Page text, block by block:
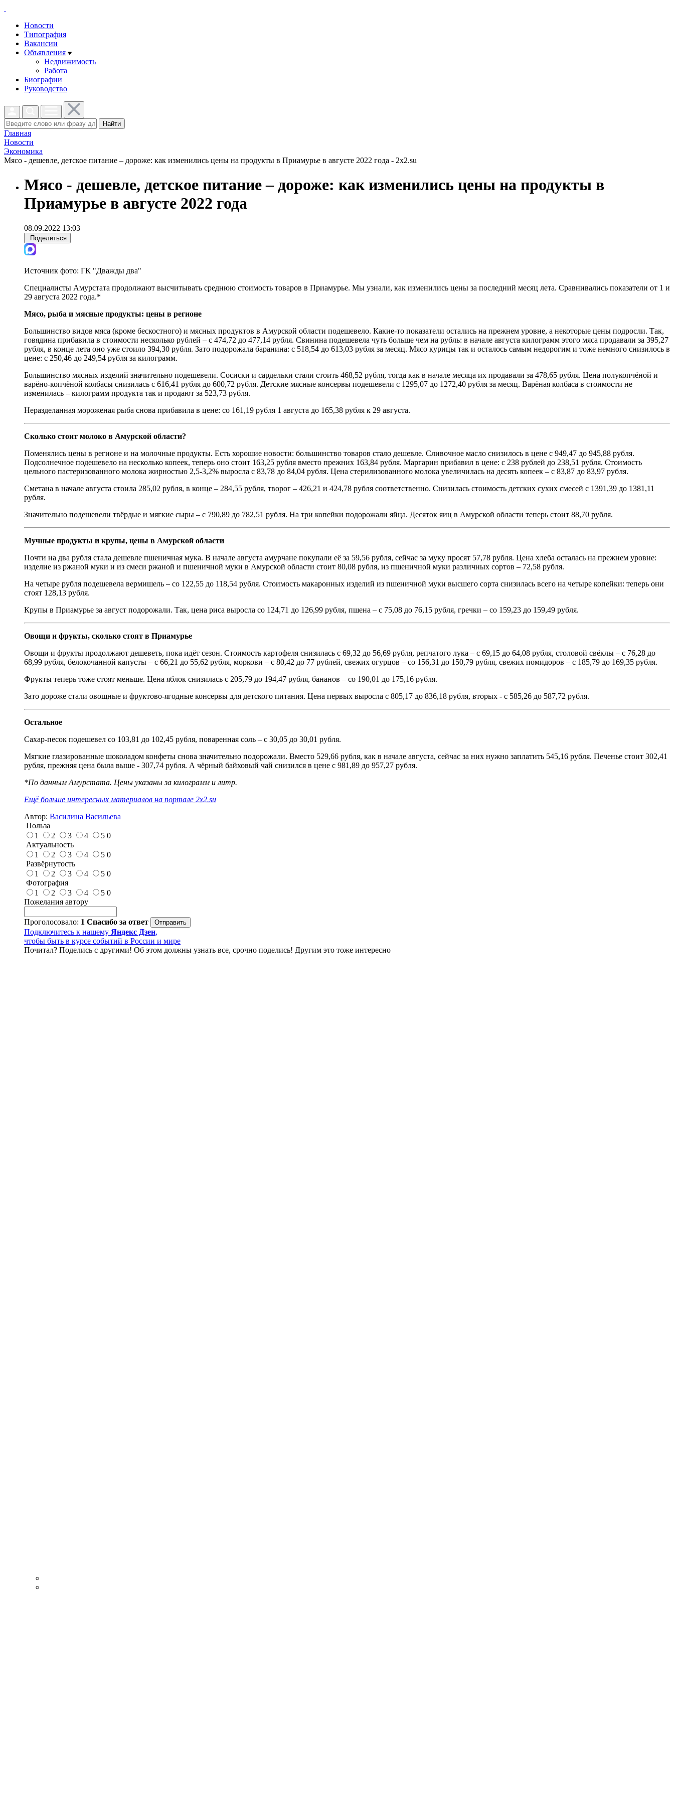
Новости
Типография
Вакансии
Объявления
Недвижимость
Работа
Биографии
Руководство
Найти
Главная
Новости
Экономика
Мясо - дешевле, детское питание – дороже: как изменились цены на продукты в Приамурье в августе 2022 года - 2x2.su
Мясо - дешевле, детское питание – дороже: как изменились цены на продукты в
Приамурье в августе 2022 года
08.09.2022 13:03
Поделиться
Источник фото: ГК "Дважды два"
Специалисты Амурстата продолжают высчитывать среднюю стоимость товаров в Приамурье. Мы узнали, как изменились цены за последний месяц лета. Сравнивались показатели от 1 и
29 августа 2022 года.*
Мясо, рыба и мясные продукты: цены в регионе
Большинство видов мяса (кроме бескостного) и мясных продуктов в Амурской области подешевело. Какие-то показатели остались на прежнем уровне, а некоторые цены подросли. Так,
говядина прибавила в стоимости несколько рублей – с 474,72 до 477,14 рубля. Свинина подешевела чуть больше чем на рубль: в начале августа килограмм этого мяса продавали за 395,27
рубля, в конце лета оно уже стоило 394,30 рубля. Зато подорожала баранина: с 518,54 до 613,03 рубля за месяц. Мясо курицы так и осталось самым недорогим и тоже немного снизилось в
цене: с 250,46 до 249,54 рубля за килограмм.
Большинство мясных изделий значительно подешевели. Сосиски и сардельки стали стоить 468,52 рубля, тогда как в начале месяца их продавали за 478,65 рубля. Цена полукопчёной и
варёно-копчёной колбасы снизилась с 616,41 рубля до 600,72 рубля. Детские мясные консервы подешевели с 1295,07 до 1272,40 рубля за месяц. Варёная колбаса в стоимости не
изменилась – килограмм продукта так и продают за 523,73 рубля.
Неразделанная мороженая рыба снова прибавила в цене: со 161,19 рубля 1 августа до 165,38 рубля к 29 августа.
Сколько стоит молоко в Амурской области?
Поменялись цены в регионе и на молочные продукты. Есть хорошие новости: большинство товаров стало дешевле. Сливочное масло снизилось в цене с 949,47 до 945,88 рубля.
Подсолнечное подешевело на несколько копеек, теперь оно стоит 163,25 рубля вместо прежних 163,84 рубля. Маргарин прибавил в цене: с 238 рублей до 238,51 рубля. Стоимость
цельного пастеризованного молока жирностью 2,5-3,2% выросла с 83,78 до 84,04 рубля. Цена стерилизованного молока увеличилась на десять копеек – с 83,87 до 83,97 рубля.
Сметана в начале августа стоила 285,02 рубля, в конце – 284,55 рубля, творог – 426,21 и 424,78 рубля соответственно. Снизилась стоимость детских сухих смесей с 1391,39 до 1381,11
рубля.
Значительно подешевели твёрдые и мягкие сыры – с 790,89 до 782,51 рубля. На три копейки подорожали яйца. Десяток яиц в Амурской области теперь стоит 88,70 рубля.
Мучные продукты и крупы, цены в Амурской области
Почти на два рубля стала дешевле пшеничная мука. В начале августа амурчане покупали её за 59,56 рубля, сейчас за муку просят 57,78 рубля. Цена хлеба осталась на прежнем уровне:
изделие из ржаной муки и из смеси ржаной и пшеничной муки в Амурской области стоит 80,08 рубля, из пшеничной муки различных сортов – 72,58 рубля.
На четыре рубля подешевела вермишель – со 122,55 до 118,54 рубля. Стоимость макаронных изделий из пшеничной муки высшего сорта снизилась всего на четыре копейки: теперь они
стоят 128,13 рубля.
Крупы в Приамурье за август подорожали. Так, цена риса выросла со 124,71 до 126,99 рубля, пшена – с 75,08 до 76,15 рубля, гречки – со 159,23 до 159,49 рубля.
Овощи и фрукты, сколько стоят в Приамурье
Овощи и фрукты продолжают дешеветь, пока идёт сезон. Стоимость картофеля снизилась с 69,32 до 56,69 рубля, репчатого лука – с 69,15 до 64,08 рубля, столовой свёклы – с 76,28 до
68,99 рубля, белокочанной капусты – с 66,21 до 55,62 рубля, моркови – с 80,42 до 77 рублей, свежих огурцов – со 156,31 до 150,79 рубля, свежих помидоров – с 185,79 до 169,35 рубля.
Фрукты теперь тоже стоят меньше. Цена яблок снизилась с 205,79 до 194,47 рубля, бананов – со 190,01 до 175,16 рубля.
Зато дороже стали овощные и фруктово-ягодные консервы для детского питания. Цена первых выросла с 805,17 до 836,18 рубля, вторых - с 585,26 до 587,72 рубля.
Остальное
Сахар-песок подешевел со 103,81 до 102,45 рубля, поваренная соль – с 30,05 до 30,01 рубля.
Мягкие глазированные шоколадом конфеты снова значительно подорожали. Вместо 529,66 рубля, как в начале августа, сейчас за них нужно заплатить 545,16 рубля. Печенье стоит 302,41
рубля, прежняя цена была выше - 307,74 рубля. А чёрный байховый чай снизился в цене с 981,89 до 957,27 рубля.
*По данным Амурстата. Цены указаны за килограмм и литр.
Ещё больше интересных материалов на портале 2x2.su
Автор: Василина Васильева
Польза
1
2 3 4 5 0
Актуальность
1
2 3 4 5 0
Развёрнутость
1
2 3 4 5 0
Фотография
1
2 3 4 5 0
Пожелания автору
Проголосовало: 1 Спасибо за ответ
Подключитесь к нашему Яндекс Дзен,
чтобы быть в курсе событий в России и мире
Почитал? Поделись с другими! Об этом должны узнать все, срочно поделись! Другим это тоже интересно